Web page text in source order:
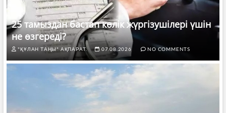
25 тамыздан бастап көлік жүргізушілері үшін
не өзгереді?
"ҚҰЛАН ТАҢЫ" АҚПАРАТ. 07.08.2026 NO COMMENTS